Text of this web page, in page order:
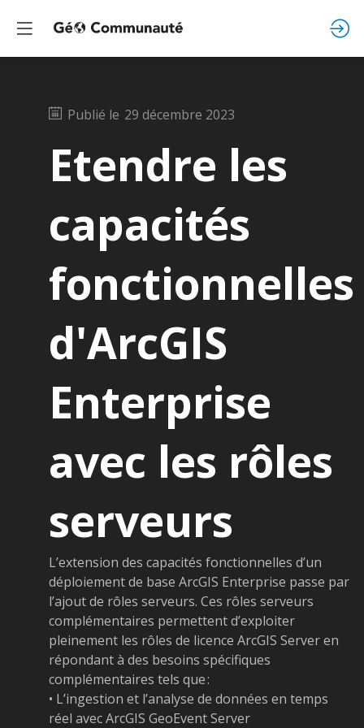
Publié le 29 décembre 2023
Etendre les
capacités
fonctionnelles
d'ArcGIS
Enterprise
avec les rôles
serveurs
L’extension des capacités fonctionnelles d’un
déploiement de base ArcGIS Enterprise passe par
l’ajout de rôles serveurs. Ces rôles serveurs
complémentaires permettent d’exploiter
pleinement les rôles de licence ArcGIS Server en
répondant à des besoins spécifiques
complémentaires tels que :
• L’ingestion et l’analyse de données en temps
réel avec ArcGIS GeoEvent Server